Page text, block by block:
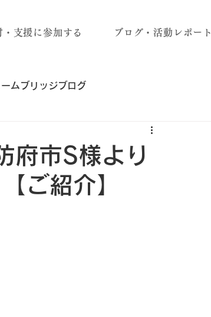
・支援に参加する ブログ・活動レポート
ームブリッジブログ
市S様より
ご紹介】